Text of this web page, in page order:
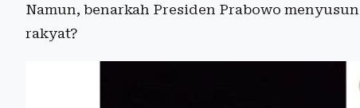
Namun, benarkah Presiden Prabowo
rakyat?